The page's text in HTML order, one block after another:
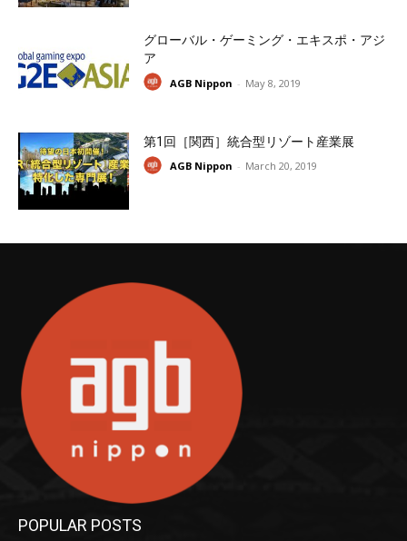
グローバル・ゲーミング・エキスポ・アジ
ア
AGB Nippon - May 8, 2019
第1回［関西］統合型リゾート産業展
AGB Nippon - March 20, 2019
POPULAR POSTS